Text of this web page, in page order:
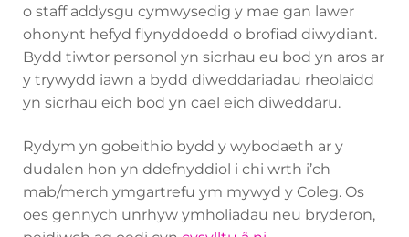
o staff addysgu cymwysedig y mae gan lawer
ohonynt hefyd flynyddoedd o brofiad diwydiant.
Bydd tiwtor personol yn sicrhau eu bod yn aros ar
y trywydd iawn a bydd diweddariadau rheolaidd
yn sicrhau eich bod yn cael eich diweddaru.
Rydym yn gobeithio bydd y wybodaeth ar y
dudalen hon yn ddefnyddiol i chi wrth i’ch
mab/merch ymgartrefu ym mywyd y Coleg. Os
oes gennych unrhyw ymholiadau neu bryderon,